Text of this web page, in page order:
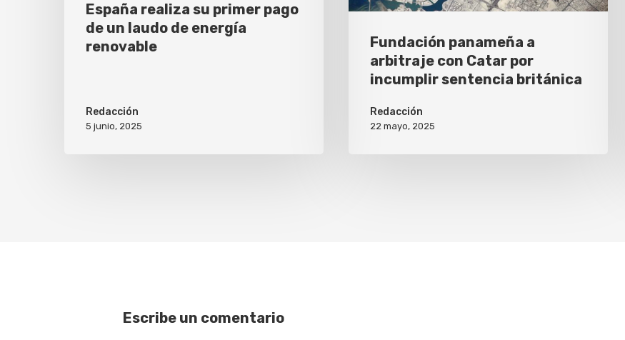
España realiza su primer pago
de un laudo de energía
renovable
Redacción
5 junio, 2025
Fundación panameña a
arbitraje con Catar por
incumplir sentencia británica
Redacción
22 mayo, 2025
Escribe un comentario